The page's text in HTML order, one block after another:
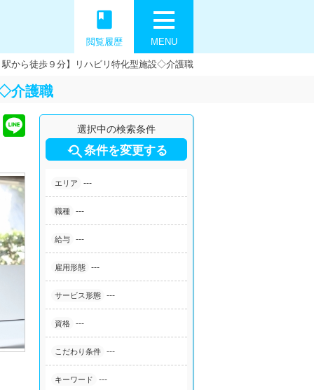
MENU
book
閲覧履歴
から徒歩９分】リハビリ特化型施設◇介護職
介護職
選択中の検索条件
条件を変更する
エリア ---
職種 ---
給与 ---
雇用形態 ---
サービス形態 ---
資格 ---
こだわり条件 ---
キーワード ---